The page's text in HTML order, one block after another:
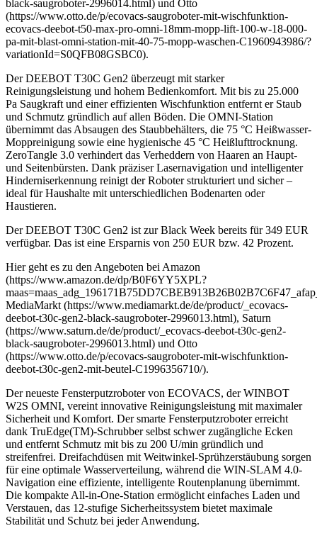
black-saugroboter-2996014.html) und Otto
(https://www.otto.de/p/ecovacs-saugroboter-mit-wischfunktion-
ecovacs-deebot-t50-max-pro-omni-18mm-mopp-lift-100-w-18-000-
pa-mit-blast-omni-station-mit-40-75-mopp-waschen-C1960943986/?
variationId=S0QFB08GSBC0).
Der DEEBOT T30C Gen2 überzeugt mit starker
Reinigungsleistung und hohem Bedienkomfort. Mit bis zu 25.000
Pa Saugkraft und einer effizienten Wischfunktion entfernt er Staub
und Schmutz gründlich auf allen Böden. Die OMNI-Station
übernimmt das Absaugen des Staubbehälters, die 75 °C Heißwasser-
Moppreinigung sowie eine hygienische 45 °C Heißlufttrocknung.
ZeroTangle 3.0 verhindert das Verheddern von Haaren an Haupt-
und Seitenbürsten. Dank präziser Lasernavigation und intelligenter
Hinderniserkennung reinigt der Roboter strukturiert und sicher –
ideal für Haushalte mit unterschiedlichen Bodenarten oder
Haustieren.
Der DEEBOT T30C Gen2 ist zur Black Week bereits für 349 EUR
verfügbar. Das ist eine Ersparnis von 250 EUR bzw. 42 Prozent.
Hier geht es zu den Angeboten bei Amazon
(https://www.amazon.de/dp/B0F6YY5XPL?
MediaMarkt (https://www.mediamarkt.de/de/product/_ecovacs-
deebot-t30c-gen2-black-saugroboter-2996013.html), Saturn
(https://www.saturn.de/de/product/_ecovacs-deebot-t30c-gen2-
black-saugroboter-2996013.html) und Otto
(https://www.otto.de/p/ecovacs-saugroboter-mit-wischfunktion-
deebot-t30c-gen2-mit-beutel-C1996356710/).
Der neueste Fensterputzroboter von ECOVACS, der WINBOT
W2S OMNI, vereint innovative Reinigungsleistung mit maximaler
Sicherheit und Komfort. Der smarte Fensterputzroboter erreicht
dank TruEdge(TM)-Schrubber selbst schwer zugängliche Ecken
und entfernt Schmutz mit bis zu 200 U/min gründlich und
streifenfrei. Dreifachdüsen mit Weitwinkel-Sprühzerstäubung sorgen
für eine optimale Wasserverteilung, während die WIN-SLAM 4.0-
Navigation eine effiziente, intelligente Routenplanung übernimmt.
Die kompakte All-in-One-Station ermöglicht einfaches Laden und
Verstauen, das 12-stufige Sicherheitssystem bietet maximale
Stabilität und Schutz bei jeder Anwendung.